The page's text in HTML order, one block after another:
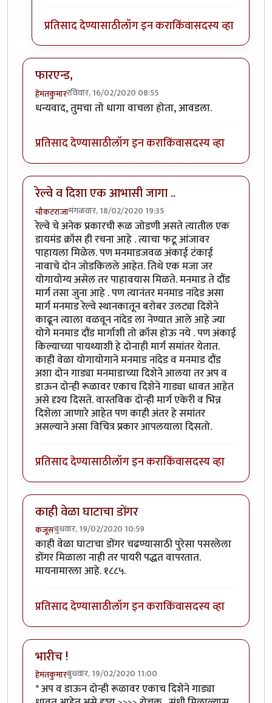
प्रतिसाद देण्यासाठीलॉग इन कराकिंवासदस्य व्हा
फारएन्ड,
हेमंतकुमाररविवार, 16/02/2020 08:55
धन्यवाद, तुमचा तो धागा वाचला होता, आवडला.
प्रतिसाद देण्यासाठीलॉग इन कराकिंवासदस्य व्हा
रेल्वे व दिशा एक आभासी जागा ..
चौकटराजामंगळवार, 18/02/2020 19:35
रेल्वे चे अनेक प्रकारची रूळ जोडणी असते त्यातील एक
डायमंड क्रॉस ही रचना आहे . त्याचा फटू आंजावर
पाहायला मिळेल. पण मनमाडजवळ अंकाई टंकाई
नावाचे दोन जोडकिलले आहेत. तिथे एक मजा जर
योगायोग्य असेल तर पाहावयास मिळते. मनमाड ते दौंड
मार्ग तसा जुना आहे . पण त्यानंतर मनमाड नांदेड असा
मार्ग मनमाड रेल्वे स्थानकातून बरोबर उलट्या दिशेने
काढून त्याला वळवून नांदेड ला नेण्यात आले आहे ज्या
योगे मनमाड दौंड मार्गाशी तो क्रॉस होऊ नये . पण अंकाई
किल्याच्या पायथ्याशी हे दोनाही मार्ग समांतर येतात.
काही वेळा योगायोगाने मनमाड नांदेड व मनमाड दौंड
अशा दोन गाड्या मनमाडाच्या दिशेने आलया तर अप व
डाऊन दोन्ही रूळावर एकाच दिशेने गाड्या धावत आहेत
असे दृश्य दिसते. वास्तविक दोन्ही मार्ग एकेरी व भिन्न
दिशेला जाणारे आहेत पण काही अंतर हे समांतर
असल्याने असा विचित्र प्रकार आपलयाला दिसतो.
प्रतिसाद देण्यासाठीलॉग इन कराकिंवासदस्य व्हा
काही वेळा घाटाचा डोंगर
कंजूसबुधवार, 19/02/2020 10:59
काही वेळा घाटाचा डोंगर चढण्यासाठी पुरेसा पसरलेला
डोंगर मिळाला नाही तर पायरी पद्धत वापरतात.
मायनामारला आहे. १८८५.
प्रतिसाद देण्यासाठीलॉग इन कराकिंवासदस्य व्हा
भारीच !
हेमंतकुमारबुधवार, 19/02/2020 11:00
* अप व डाऊन दोन्ही रूळावर एकाच दिशेने गाड्या